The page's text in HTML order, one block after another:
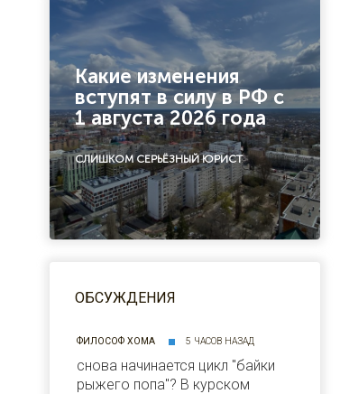
Какие изменения
вступят в силу в РФ с
1 августа 2026 года
СЛИШКОМ СЕРЬЁЗНЫЙ ЮРИСТ
ОБСУЖДЕНИЯ
ФИЛОСОФ ХОМА 5 ЧАСОВ НАЗАД
снова начинается цикл "байки
рыжего попа"? В курском